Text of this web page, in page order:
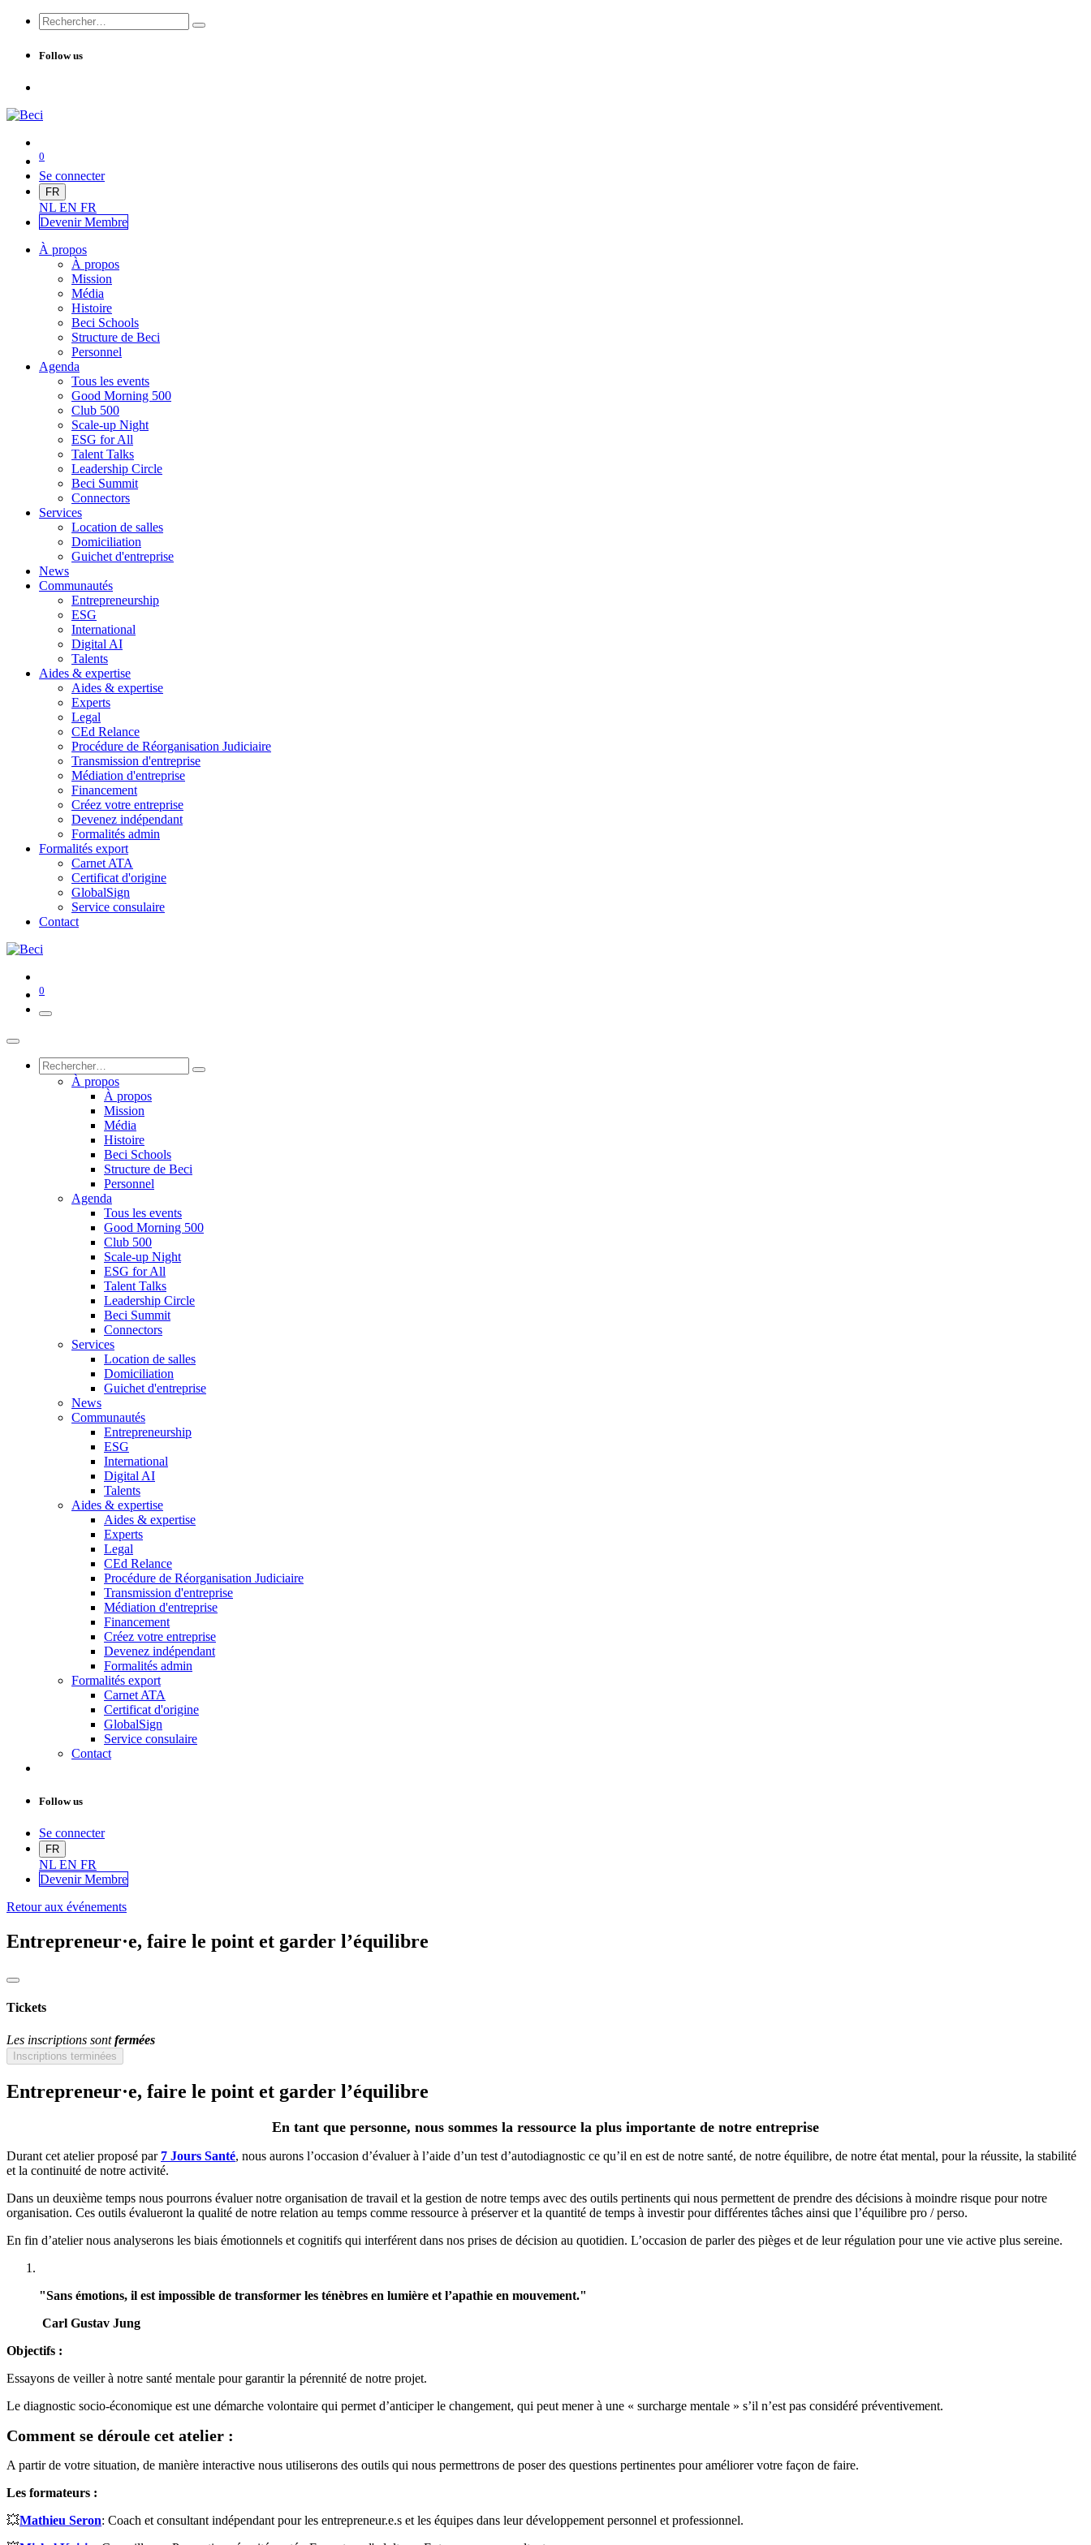
Follow us
0
Se connecter
FR
NL EN FR
Devenir Membre
À propos
À propos
Mission
Média
Histoire
Beci Schools
Structure de Beci
Personnel
Agenda
Tous les events
Good Morning 500
Club 500
Scale-up Night
ESG for All
Talent Talks
Leadership Circle
Beci Summit
Connectors
Services
Location de salles
Domiciliation
Guichet d'entreprise
News
Communautés
Entrepreneurship
ESG
International
Digital AI
Talents
Aides & expertise
Aides & expertise
Experts
Legal
CEd Relance
Procédure de Réorganisation Judiciaire
Transmission d'entreprise
Médiation d'entreprise
Financement
Créez votre entreprise
Devenez indépendant
Formalités admin
Formalités export
Carnet ATA
Certificat d'origine
GlobalSign
Service consulaire
Contact
0
À propos
À propos
Mission
Média
Histoire
Beci Schools
Structure de Beci
Personnel
Agenda
Tous les events
Good Morning 500
Club 500
Scale-up Night
ESG for All
Talent Talks
Leadership Circle
Beci Summit
Connectors
Services
Location de salles
Domiciliation
Guichet d'entreprise
News
Communautés
Entrepreneurship
ESG
International
Digital AI
Talents
Aides & expertise
Aides & expertise
Experts
Legal
CEd Relance
Procédure de Réorganisation Judiciaire
Transmission d'entreprise
Médiation d'entreprise
Financement
Créez votre entreprise
Devenez indépendant
Formalités admin
Formalités export
Carnet ATA
Certificat d'origine
GlobalSign
Service consulaire
Contact
Follow us
Se connecter
FR
NL EN FR
Devenir Membre
Retour aux événements
Entrepreneur·e, faire le point et garder l’équilibre
Tickets
Les inscriptions sontfermées
Inscriptions terminées
Entrepreneur·e, faire le point et garder l’équilibre
En tant que personne, nous sommes la ressource la plus importante de notre entreprise
Durant cet atelier proposé par 7 Jours Santé, nous aurons l’occasion d’évaluer à l’aide d’un test d’autodiagnostic ce qu’il en est de notre santé, de notre équilibre, de notre état mental, pour la réussite, la stabilité
et la continuité de notre activité.
Dans un deuxième temps nous pourrons évaluer notre organisation de travail et la gestion de notre temps avec des outils pertinents qui nous permettent de prendre des décisions à moindre risque pour notre
organisation. Ces outils évalueront la qualité de notre relation au temps comme ressource à préserver et la quantité de temps à investir pour différentes tâches ainsi que l’équilibre pro / perso.
En fin d’atelier nous analyserons les biais émotionnels et cognitifs qui interférent dans nos prises de décision au quotidien. L’occasion de parler des pièges et de leur régulation pour une vie active plus sereine.
"Sans émotions, il est impossible de transformer les ​ténèbres en lumière et l’apathie en mouvement."
Carl Gustav Jung
Objectifs :
Essayons de veiller à notre santé mentale pour garantir la pérennité de notre projet.
Le diagnostic socio-économique est une démarche volontaire qui permet d’anticiper le changement, qui peut mener à une « surcharge mentale » s’il n’est pas considéré préventivement.
Comment se déroule cet atelier :
A partir de votre situation, de manière interactive nous utiliserons des outils qui nous permettrons de poser des questions pertinentes pour améliorer votre façon de faire.
Les formateurs :
💥Mathieu Seron: Coach et consultant indépendant pour les entrepreneur.e.s et les équipes dans leur développement personnel et professionnel.